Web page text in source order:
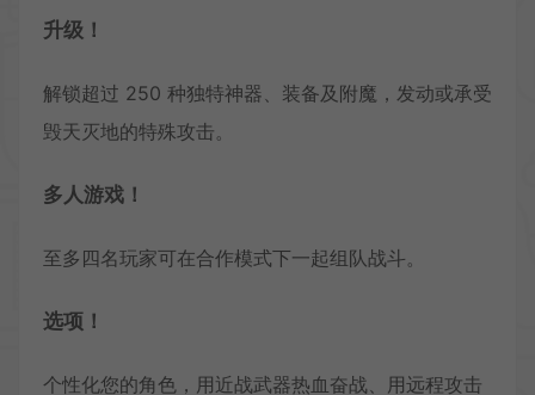
升级！
解锁超过 250 种独特神器、装备及附魔，发动或承受
毁天灭地的特殊攻击。
多人游戏！
至多四名玩家可在合作模式下一起组队战斗。
选项！
个性化您的角色，用近战武器热血奋战、用远程攻击